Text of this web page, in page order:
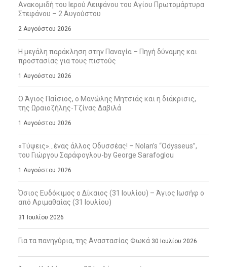
Ανακομιδή του Ιερού Λειψάνου του Αγίου Πρωτομάρτυρα
Στεφάνου – 2 Αυγούστου
2 Αυγούστου 2026
Η μεγάλη παράκληση στην Παναγία – Πηγή δύναμης και
προστασίας για τους πιστούς
1 Αυγούστου 2026
Ο Άγιος Παΐσιος, ο Μανώλης Μητσιάς και η διάκρισις,
της Ωραιοζήλης-Τζίνας Δαβιλά
1 Αυγούστου 2026
«Τύψεις»…ένας άλλος Οδυσσέας! – Nolan’s “Odysseus”,
του Γιώργου Σαράφογλου-by George Sarafoglou
1 Αυγούστου 2026
Όσιος Ευδόκιμος ο Δίκαιος (31 Ιουλίου) – Άγιος Ιωσήφ ο
από Αριμαθαίας (31 Ιουλίου)
31 Ιουλίου 2026
Για τα πανηγύρια, της Αναστασίας Φωκά 30 Ιουλίου 2026